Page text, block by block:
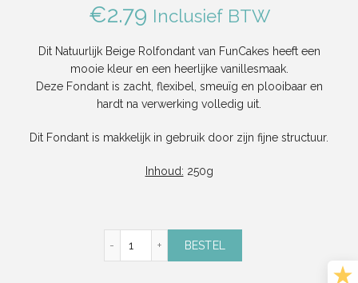
€2.79 Inclusief BTW
Dit Natuurlijk Beige Rolfondant van FunCakes heeft een
mooie kleur en een heerlijke vanillesmaak.
Deze Fondant is zacht, flexibel, smeuïg en plooibaar en
hardt na verwerking volledig uit.
Dit Fondant is makkelijk in gebruik door zijn fijne structuur.
Inhoud: 250g
BESTEL